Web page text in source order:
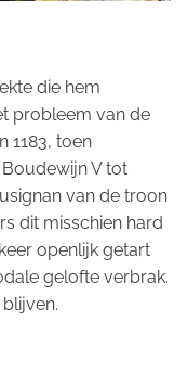
die hem
probleem van de
1183, toen
V tot
van de troon
dit misschien hard
openlijk getart
gelofte verbrak.